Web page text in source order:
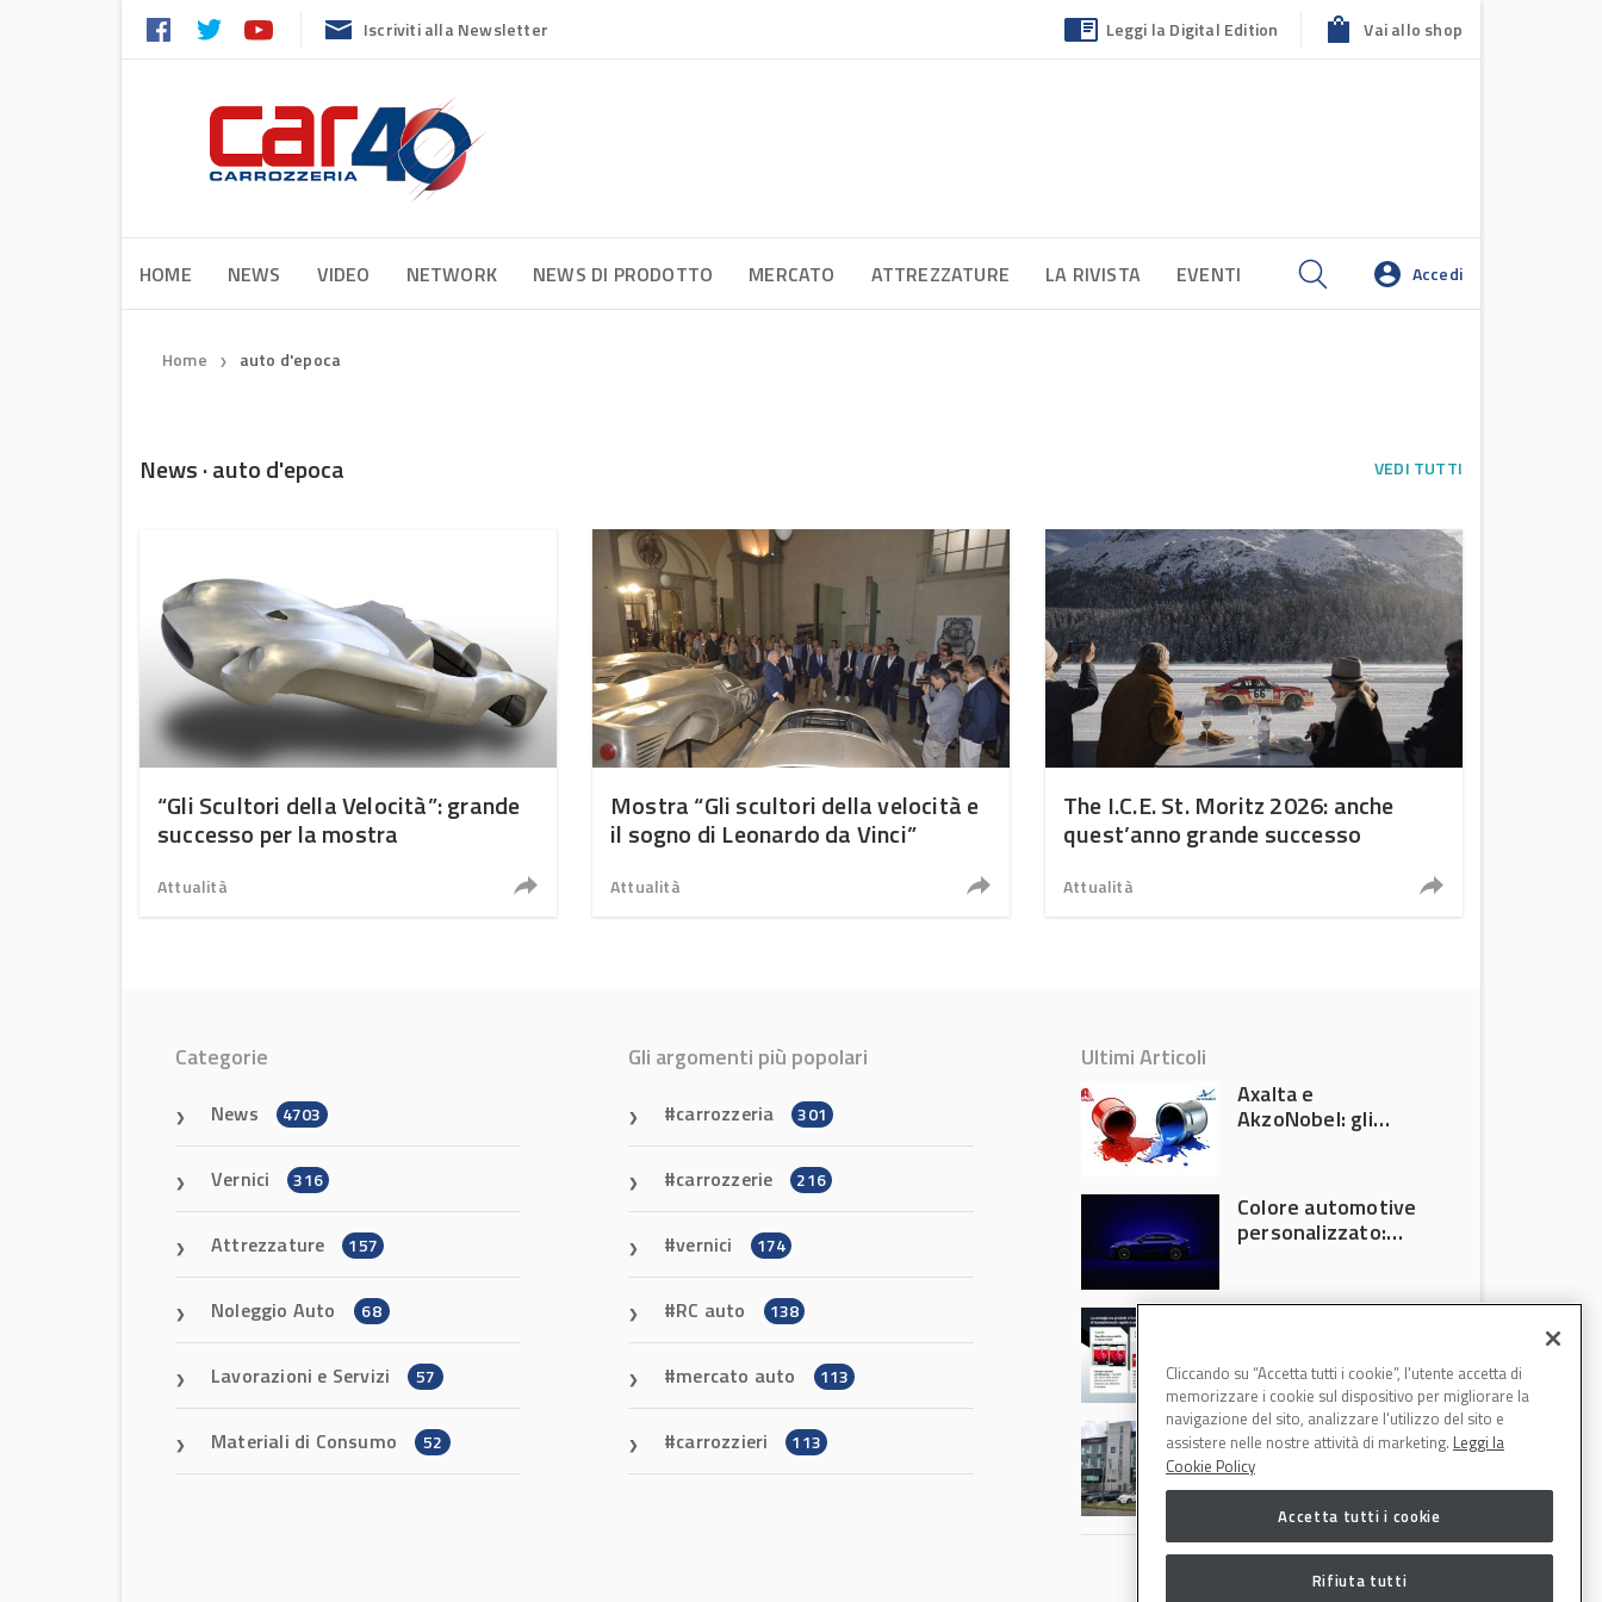
Iscriviti alla Newsletter Leggi la Digital Edition Vai allo shop
HOME NEWS VIDEO NETWORK NEWS DI PRODOTTO MERCATO ATTREZZATURE LA RIVISTA EVENTI Accedi
Home ❯ auto d'epoca
News · auto d'epoca VEDI TUTTI
“Gli Scultori della Velocità”: grande
successo per la mostra
Attualità
Mostra “Gli scultori della velocità e
il sogno di Leonardo da Vinci”
Attualità
The I.C.E. St. Moritz 2026: anche
quest’anno grande successo
Attualità
Categorie
News 4703
Vernici 316
Attrezzature 157
Noleggio Auto 68
Lavorazioni e Servizi 57
Materiali di Consumo 52
Gli argomenti più popolari
carrozzeria 301
carrozzerie 216
vernici 174
RC auto 138
mercato auto 113
carrozzieri 113
Ultimi Articoli
Axalta e
AkzoNobel: gli
Colore automotive
personalizzato:
diventa ingegneria
che riducono
consumi energetici,
tempi e costi in
carrozzeria
Il Gruppo Intergea
si rafforza in
Lombardia
Cliccando su “Accetta tutti i cookie”, l'utente accetta di
memorizzare i cookie sul dispositivo per migliorare la
navigazione del sito, analizzare l'utilizzo del sito e
assistere nelle nostre attività di marketing. Leggi la
Cookie Policy
Accetta tutti i cookie
Rifiuta tutti